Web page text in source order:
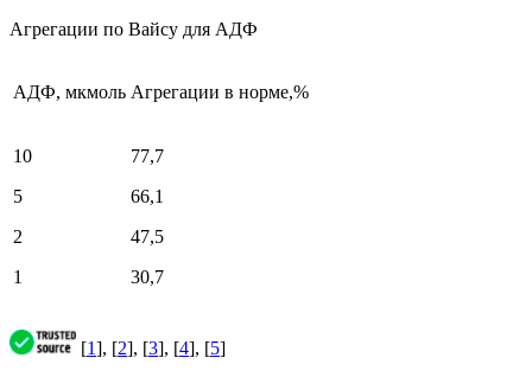
Агрегации по Вайсу для АДФ
АДФ, мкмоль Агрегации в норме,%
10
5
2
1
77,7
66,1
47,5
30,7
[1], [2], [3], [4], [5]